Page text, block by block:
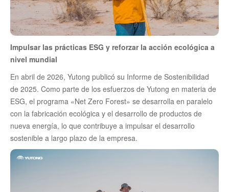
Impulsar las prácticas ESG y reforzar la acción ecológica a
nivel mundial
En abril de 2026, Yutong publicó su Informe de Sostenibilidad
de 2025. Como parte de los esfuerzos de Yutong en materia de
ESG, el programa «Net Zero Forest» se desarrolla en paralelo
con la fabricación ecológica y el desarrollo de productos de
nueva energía, lo que contribuye a impulsar el desarrollo
sostenible a largo plazo de la empresa.